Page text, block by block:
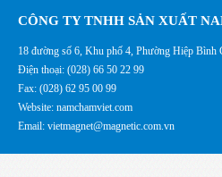
CÔNG TY TNHH SẢN XUẤT
18 đường số 6, Khu phố 4, Phường Hiệp Bình
Điện thoại: (028) 66 50 22 99
Fax: (028) 62 95 00 99
Website: namchamviet.com
Email: vietmagnet@magnetic.com.vn